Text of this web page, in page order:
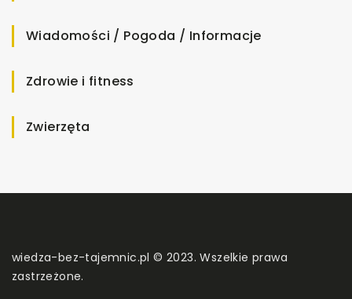
Wiadomości / Pogoda / Informacje
Zdrowie i fitness
Zwierzęta
wiedza-bez-tajemnic.pl © 2023. Wszelkie prawa
zastrzeżone.